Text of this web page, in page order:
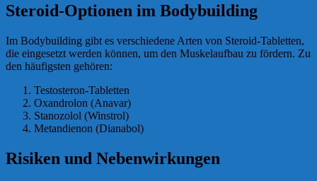
Steroid-Optionen im Bodybuilding
Im Bodybuilding gibt es verschiedene Arten von Steroid-Tabletten,
die eingesetzt werden können, um den Muskelaufbau zu fördern. Zu
den häufigsten gehören:
Testosteron-Tabletten
Oxandrolon (Anavar)
Stanozolol (Winstrol)
Metandienon (Dianabol)
Risiken und Nebenwirkungen